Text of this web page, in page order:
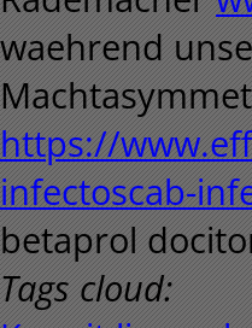
waehrend
https://
infectoscab-
betaprol
Tags cloud: